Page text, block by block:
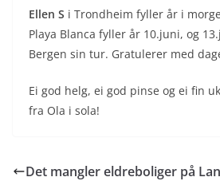
Ellen S i Trondheim fyller år i
Playa Blanca fyller år 10.juni, og
Bergen sin tur. Gratulerer med
Ei god helg, ei god pinse og ei fin
fra Ola i sola!
Det mangler eldreboliger på